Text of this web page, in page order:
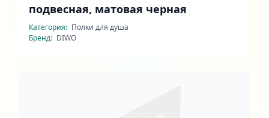
подвесная, матовая черная
Категория: Полки для душа
Бренд: DIWO